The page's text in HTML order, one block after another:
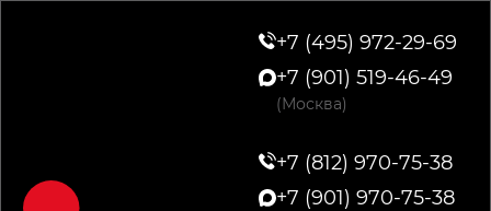
+7 (495) 972-29-69
+7 (901) 519-46-49
(Москва)
+7 (812) 970-75-38
+7 (901) 970-75-38